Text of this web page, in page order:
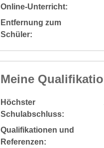
Online-Unterricht:
Entfernung zum
Schüler:
Meine
Höchster
Schulabschluss:
Qualifikationen und
Referenzen: